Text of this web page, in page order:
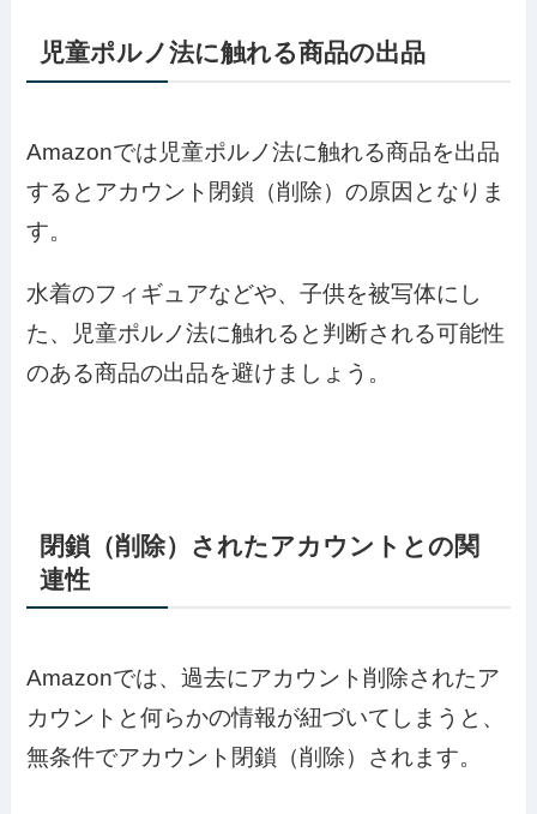
児童ポルノ法に触れる商品の出品
Amazonでは児童ポルノ法に触れる商品を出品
するとアカウント閉鎖（削除）の原因となりま
す。
水着のフィギュアなどや、子供を被写体にし
た、児童ポルノ法に触れると判断される可能性
のある商品の出品を避けましょう。
閉鎖（削除）されたアカウントとの関
連性
Amazonでは、過去にアカウント削除されたア
カウントと何らかの情報が紐づいてしまうと、
無条件でアカウント閉鎖（削除）されます。